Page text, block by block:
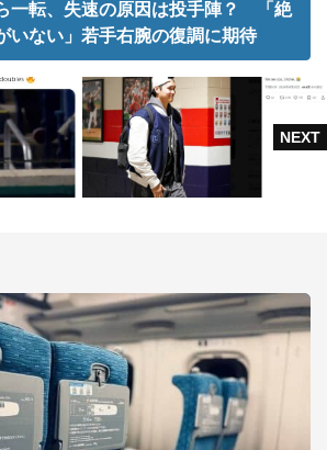
一転、失速の原因は投手陣？ 「絶
いない」若手右腕の復調に期待